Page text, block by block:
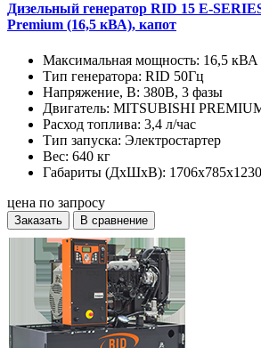
Дизельный генератор RID 15 E-
Premium (16,5 кВА), капот
Максимальная мощность: 16,5 кВА
Тип генератора: RID 50Гц
Напряжение, В: 380В, 3 фазы
Двигатель: MITSUBISHI
Расход топлива: 3,4 л/час
Тип запуска: Электростартер
Вес: 640 кг
Габариты (ДхШхВ): 1706x785x1230
цена по запросу
Заказать В сравнение